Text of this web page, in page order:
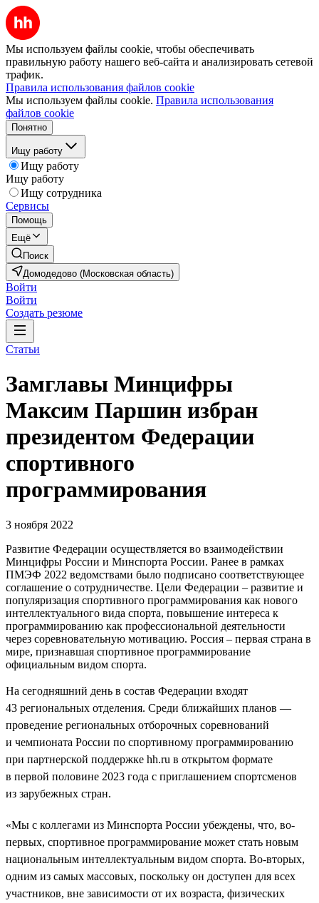
Мы используем файлы cookie, чтобы обеспечивать
правильную работу нашего веб-сайта и анализировать сетевой
трафик.
Правила использования файлов cookie
Мы используем файлы cookie. Правила использования
файлов cookie
Понятно
Ищу работу
Ищу работу
Ищу работу
Ищу сотрудника
Сервисы
Помощь
Ещё
Поиск
Домодедово (Московская область)
Войти
Войти
Создать резюме
Статьи
Замглавы Минцифры
Максим Паршин избран
президентом Федерации
спортивного
программирования
3 ноября 2022
Развитие Федерации осуществляется во взаимодействии
Минцифры России и Минспорта России. Ранее в рамках
ПМЭФ 2022 ведомствами было подписано соответствующее
соглашение о сотрудничестве. Цели Федерации – развитие и
популяризация спортивного программирования как нового
интеллектуального вида спорта, повышение интереса к
программированию как профессиональной деятельности
через соревновательную мотивацию. Россия – первая страна в
мире, признавшая спортивное программирование
официальным видом спорта.
На сегодняшний день в состав Федерации входят
43 региональных отделения. Среди ближайших планов —
проведение региональных отборочных соревнований
и чемпионата России по спортивному программированию
при партнерской поддержке hh.ru в открытом формате
в первой половине 2023 года с приглашением спортсменов
из зарубежных стран.
«Мы с коллегами из Минспорта России убеждены, что, во-
первых, спортивное программирование может стать новым
национальным интеллектуальным видом спорта. Во-вторых,
одним из самых массовых, поскольку он доступен для всех
участников, вне зависимости от их возраста, физических